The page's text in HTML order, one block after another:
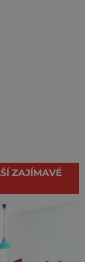
ZAJÍMAVÉ